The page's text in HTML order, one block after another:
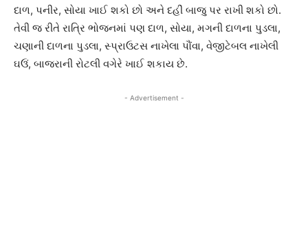
દાળ, પનીર, સોયા ખાઈ શકો છો અને દહીં બાજુ પર રાખી શકો છો.
તેવી જ રીતે રાત્રિ ભોજનમાં પણ દાળ, સોયા, મગની દાળના પુડલા,
ચણાની દાળના પુડલા, સ્પ્રાઉટસ નાખેલા પૌંવા, વેજીટેબલ નાખેલી
ઘઉં, બાજરાની રોટલી વગેરે ખાઈ શકાય છે.
- Advertisement -